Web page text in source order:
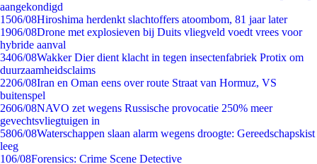
aangekondigd
1506/08Hiroshima herdenkt slachtoffers atoombom, 81 jaar later
1906/08Drone met explosieven bij Duits vliegveld voedt vrees voor
hybride aanval
3406/08Wakker Dier dient klacht in tegen insectenfabriek Protix om
duurzaamheidsclaims
2206/08Iran en Oman eens over route Straat van Hormuz, VS
buitenspel
2606/08NAVO zet wegens Russische provocatie 250% meer
gevechtsvliegtuigen in
5806/08Waterschappen slaan alarm wegens droogte: Gereedschapskist
leeg
106/08Forensics: Crime Scene Detective